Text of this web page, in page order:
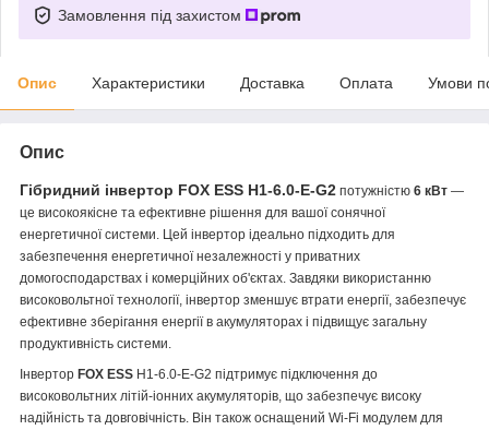
Замовлення під захистом
Опис Характеристики Доставка Оплата Умови
Опис
Гібридний інвертор FOX ESS H1-6.0-E-G2 потужністю 6 кВт —
це високоякісне та ефективне рішення для вашої сонячної
енергетичної системи. Цей інвертор ідеально підходить для
забезпечення енергетичної незалежності у приватних
домогосподарствах і комерційних об'єктах. Завдяки використанню
високовольтної технології, інвертор зменшує втрати енергії, забезпечує
ефективне зберігання енергії в акумуляторах і підвищує загальну
продуктивність системи.
Інвертор FOX ESS H1-6.0-E-G2 підтримує підключення до
високовольтних літій-іонних акумуляторів, що забезпечує високу
надійність та довговічність. Він також оснащений Wi-Fi модулем для